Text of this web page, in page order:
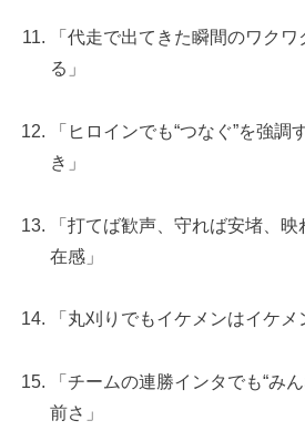
「代走で出てきた瞬間のワク
る」
「ヒロインでも“つなぐ”を強
き」
「打てば歓声、守れば安堵、
在感」
「丸刈りでもイケメンはイケメ
「チームの連勝インタでも“み
前さ」